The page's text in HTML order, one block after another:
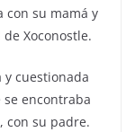
con su mamá y
Xoconostle.
cuestionada
encontraba
con su padre.